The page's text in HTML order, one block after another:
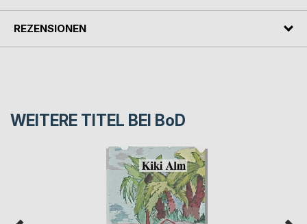
REZENSIONEN
WEITERE TITEL BEI BoD